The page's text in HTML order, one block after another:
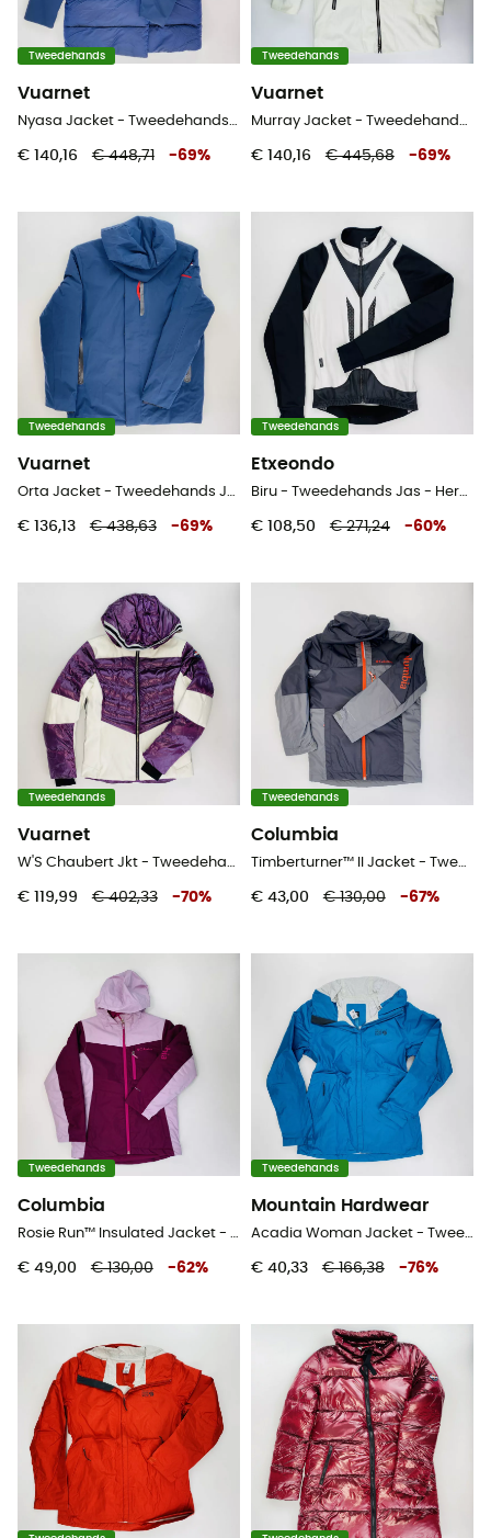
Tweedehands
Vuarnet
€ 140,16 € 448,71 -69%
Tweedehands
Vuarnet
€ 140,16 € 445,68 -69%
Tweedehands
Vuarnet
€ 136,13 € 438,63 -69%
Tweedehands
Etxeondo
€ 108,50 € 271,24 -60%
Tweedehands
Vuarnet
€ 119,99 € 402,33 -70%
Tweedehands
Columbia
€ 43,00 € 130,00 -67%
Tweedehands
Columbia
€ 49,00 € 130,00 -62%
Tweedehands
Mountain Hardwear
€ 40,33 € 166,38 -76%